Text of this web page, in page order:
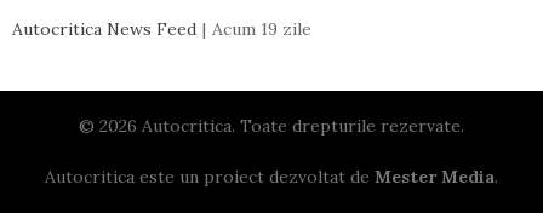
Autocritica News Feed Acum 19 zile
© 2026 Autocritica. Toate drepturile rezervate.
Autocritica este un proiect dezvoltat de Mester Media.